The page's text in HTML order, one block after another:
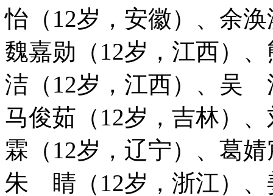
怡（12岁，安徽）、余
魏嘉勋（12岁，江西）
洁（12岁，江西）、吴
马俊茹（12岁，吉林）
霖（12岁，辽宁）、葛
朱 睛（12岁，浙江）